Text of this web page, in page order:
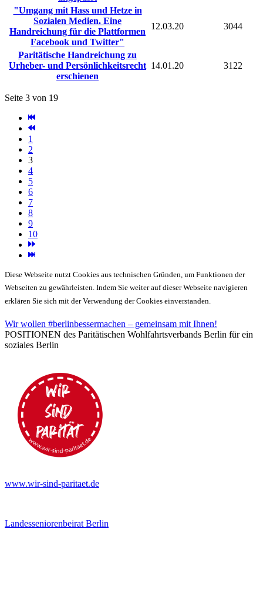
"Umgang mit Hass und Hetze in
Sozialen Medien. Eine
Handreichung für die Plattformen
Facebook und Twitter"
12.03.20 3044
Paritätische Handreichung zu
Urheber- und Persönlichkeitsrecht
erschienen
14.01.20 3122
Seite 3 von 19
1
2
3
4
5
6
7
8
9
10
Diese Webseite nutzt Cookies aus technischen Gründen, um Funktionen der
Webseiten zu gewährleisten. Indem Sie weiter auf dieser Webseite navigieren
erklären Sie sich mit der Verwendung der Cookies einverstanden.
Wir wollen #berlinbessermachen – gemeinsam mit Ihnen!
POSITIONEN des Paritätischen Wohlfahrtsverbands Berlin für ein
soziales Berlin
www.wir-sind-paritaet.de
Landesseniorenbeirat Berlin